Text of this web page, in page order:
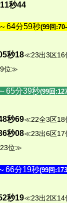
秒44
64分59秒(99回
秒18≪23出3区16
位≫
65分39秒(99回
秒69≪22全3区18
秒08≪23出6区17
23位≫
66分19秒(99回
秒19≪23出2区14